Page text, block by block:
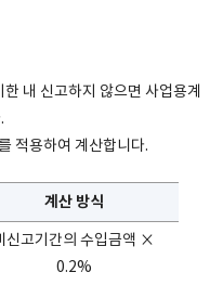
내 신고하지 않으면 사업용계
적용하여 계산합니다.
계산 방식
신고기간의 수입금액 ×
0.2%